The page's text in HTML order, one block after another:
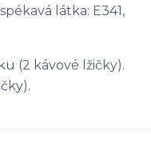
látka: E341,
(2 kávové lžičky).